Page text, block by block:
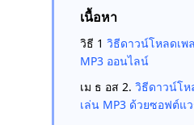
เนื้อหา
วิธี 1 วิธีดาวน์โหลดเพ
MP3 ออนไลน์
เม ธ อส 2. วิธีดาวน์โห
เล่น MP3 ด้วยซอฟต์แ